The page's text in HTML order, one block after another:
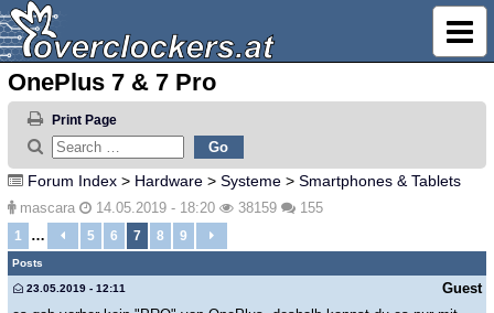
OnePlus 7 & 7 Pro
Print Page
Forum Index > Hardware > Systeme > Smartphones & Tablets
mascara 14.05.2019 - 18:20 38159 155
1 … 5 6 7 8 9
Posts
Guest
23.05.2019 - 12:11